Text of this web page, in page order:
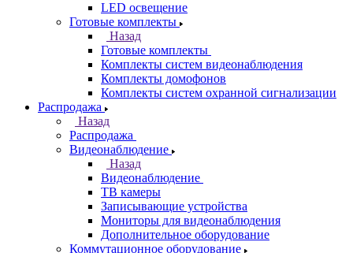
LED освещение
Готовые комплекты
Назад
Готовые комплекты
Комплекты систем видеонаблюдения
Комплекты домофонов
Комплекты систем охранной сигнализации
Распродажа
Назад
Распродажа
Видеонаблюдение
Назад
Видеонаблюдение
ТВ камеры
Записывающие устройства
Мониторы для видеонаблюдения
Дополнительное оборудование
Коммутационное оборудование